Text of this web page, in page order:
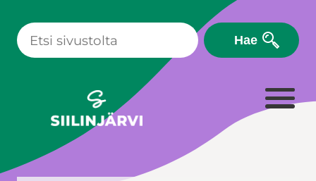
sisältöön
Hae